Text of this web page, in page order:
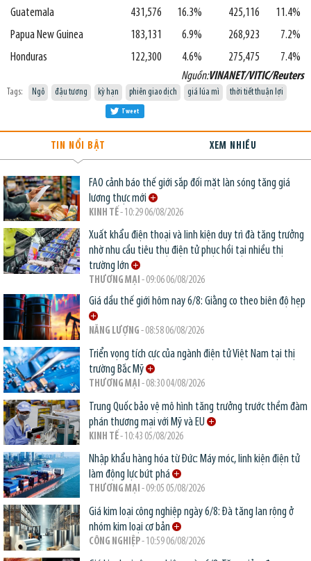
Guatemala 431,576 16.3% 425,116
11.4%
Papua New Guinea
183,131 6.9% 268,923
7.2%
Honduras
122,300 4.6% 275,475
7.4%
Nguồn:VINANET/VITIC/Reuters
Tags: Ngô đậu tương kỳ hạn phiên giao dịch giá lúa mì thời tiết thuận lợi
Tweet
TIN NỔI BẬT XEM NHIỀU
FAO cảnh báo thế giới sắp đối mặt làn sóng tăng giá
lương thực mới
KINH TẾ- 10:29 06/08/2026
Xuất khẩu điện thoại và linh kiện duy trì đà tăng trưởng
nhờ nhu cầu tiêu thụ điện tử phục hồi tại nhiều thị
trường lớn
THƯƠNG MẠI - 09:06 06/08/2026
Giá dầu thế giới hôm nay 6/8: Giằng co theo biên độ hẹp
NĂNG LƯỢNG - 08:58 06/08/2026
Triển vọng tích cực của ngành điện tử Việt Nam tại thị
trường Bắc Mỹ
THƯƠNG MẠI - 08:30 04/08/2026
Trung Quốc bảo vệ mô hình tăng trưởng trước thềm đàm
phán thương mại với Mỹ và EU
KINH TẾ- 10:43 05/08/2026
Nhập khẩu hàng hóa từ Đức: Máy móc, linh kiện điện tử
làm động lực bứt phá
THƯƠNG MẠI - 09:05 05/08/2026
Giá kim loại công nghiệp ngày 6/8: Đà tăng lan rộng ở
nhóm kim loại cơ bản
CÔNG NGHIỆP- 10:59 06/08/2026